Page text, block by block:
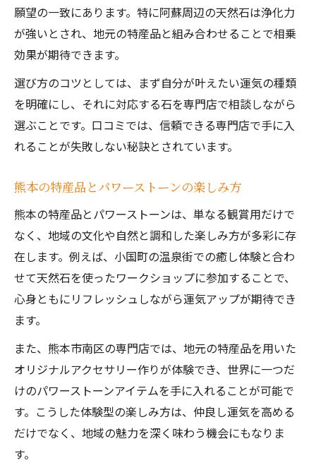
願望の一致にあります。特に阿蘇周辺の天然石は浄化力
が強いとされ、地元の特産品と組み合わせることで相乗
効果が期待できます。
選び方のコツとしては、まず自分が叶えたい運気の種類
を明確にし、それに対応する石を専門店で相談しながら
選ぶことです。口コミでは、信頼できる専門店で手に入
れることが失敗しない秘訣とされています。
熊本の特産品とパワーストーンの楽しみ方
熊本の特産品とパワーストーンは、単なる観賞用だけで
なく、地域の文化や自然と調和した楽しみ方が多彩に存
在します。例えば、小国町の温泉街での癒し体験と合わ
せて天然石を使ったワークショップに参加することで、
心身ともにリフレッシュしながら運気アップが期待でき
ます。
また、熊本市南区の専門店では、地元の特産品を用いた
オリジナルアクセサリー作りが体験でき、世界に一つだ
けのパワーストーンアイテムを手に入れることが可能で
す。こうした体験型の楽しみ方は、仲良し運気を高める
だけでなく、地域の魅力を深く味わう機会にもなりま
す。